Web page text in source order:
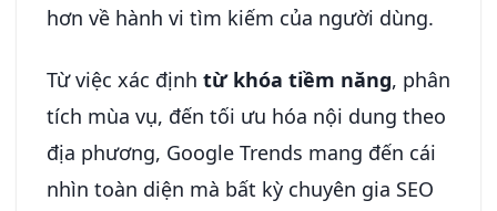
hơn về hành vi tìm kiếm của người dùng.
Từ việc xác định từ khóa tiềm năng, phân
tích mùa vụ, đến tối ưu hóa nội dung theo
địa phương, Google Trends mang đến cái
nhìn toàn diện mà bất kỳ chuyên gia SEO